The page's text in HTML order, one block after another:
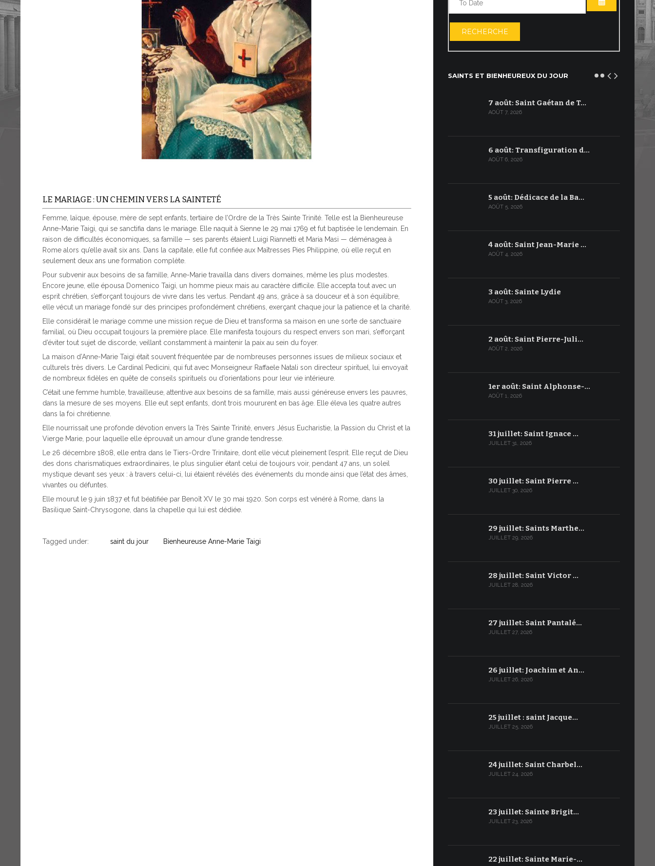
LE MARIAGE : UN CHEMIN VERS LA SAINTETÉ
Femme, laïque, épouse, mère de sept enfants, tertiaire de l’Ordre de la Très Sainte Trinité. Telle est la Bienheureuse
Anne-Marie Taigi, qui se sanctifia dans le mariage. Elle naquit à Sienne le 29 mai 1769 et fut baptisée le lendemain. En
raison de difficultés économiques, sa famille — ses parents étaient Luigi Riannetti et Maria Masi — déménagea à
Rome alors qu’elle avait six ans. Dans la capitale, elle fut confiée aux Maîtresses Pies Philippine, où elle reçut en
seulement deux ans une formation complète.
Pour subvenir aux besoins de sa famille, Anne-Marie travailla dans divers domaines, même les plus modestes.
Encore jeune, elle épousa Domenico Taigi, un homme pieux mais au caractère difficile. Elle accepta tout avec un
esprit chrétien, s’efforçant toujours de vivre dans les vertus. Pendant 49 ans, grâce à sa douceur et à son équilibre,
elle vécut un mariage fondé sur des principes profondément chrétiens, exerçant chaque jour la patience et la charité.
Elle considérait le mariage comme une mission reçue de Dieu et transforma sa maison en une sorte de sanctuaire
familial, où Dieu occupait toujours la première place. Elle manifesta toujours du respect envers son mari, s’efforçant
d’éviter tout sujet de discorde, veillant constamment à maintenir la paix au sein du foyer.
La maison d’Anne-Marie Taigi était souvent fréquentée par de nombreuses personnes issues de milieux sociaux et
culturels très divers. Le Cardinal Pedicini, qui fut avec Monseigneur Raffaele Natali son directeur spirituel, lui envoyait
de nombreux fidèles en quête de conseils spirituels ou d’orientations pour leur vie intérieure.
C’était une femme humble, travailleuse, attentive aux besoins de sa famille, mais aussi généreuse envers les pauvres,
dans la mesure de ses moyens. Elle eut sept enfants, dont trois moururent en bas âge. Elle éleva les quatre autres
dans la foi chrétienne.
Elle nourrissait une profonde dévotion envers la Très Sainte Trinité, envers Jésus Eucharistie, la Passion du Christ et la
Vierge Marie, pour laquelle elle éprouvait un amour d’une grande tendresse.
Le 26 décembre 1808, elle entra dans le Tiers-Ordre Trinitaire, dont elle vécut pleinement l’esprit. Elle reçut de Dieu
des dons charismatiques extraordinaires, le plus singulier étant celui de toujours voir, pendant 47 ans, un soleil
mystique devant ses yeux : à travers celui-ci, lui étaient révélés des événements du monde ainsi que l’état des âmes,
vivantes ou défuntes.
Elle mourut le 9 juin 1837 et fut béatifiée par Benoît XV le 30 mai 1920. Son corps est vénéré à Rome, dans la
Basilique Saint-Chrysogone, dans la chapelle qui lui est dédiée.
Tagged under: saint du jour Bienheureuse Anne-Marie Taigi
OUVRIR LE
RECHERCHE
SAINTS ET BIENHEUREUX DU JOUR
7 août: Saint Gaétan de T…
AOÛT 7, 2026
6 août: Transfiguration d…
AOÛT 6, 2026
5 août: Dédicace de la Ba…
AOÛT 5, 2026
4 août: Saint Jean-Marie …
AOÛT 4, 2026
3 août: Sainte Lydie
AOÛT 3, 2026
2 août: Saint Pierre-Juli…
AOÛT 2, 2026
1er août: Saint Alphonse-…
AOÛT 1, 2026
31 juillet: Saint Ignace …
JUILLET 31, 2026
30 juillet: Saint Pierre …
JUILLET 30, 2026
29 juillet: Saints Marthe…
JUILLET 29, 2026
28 juillet: Saint Victor …
JUILLET 28, 2026
27 juillet: Saint Pantalé…
JUILLET 27, 2026
26 juillet: Joachim et An…
JUILLET 26, 2026
25 juillet : saint Jacque…
JUILLET 25, 2026
24 juillet: Saint Charbel…
JUILLET 24, 2026
23 juillet: Sainte Brigit…
JUILLET 23, 2026
22 juillet: Sainte Marie-…